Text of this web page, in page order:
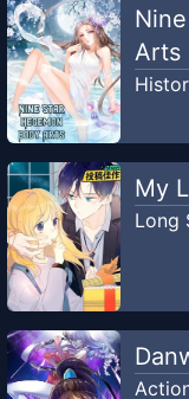
Arts
My
Long